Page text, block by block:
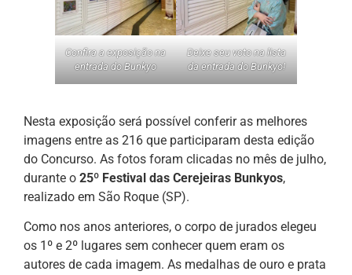
Confira a exposição na
entrada do Bunkyo
Deixe seu voto na lista
da entrada do Bunkyo!
Nesta exposição será possível conferir as melhores
imagens entre as 216 que participaram desta edição
do Concurso. As fotos foram clicadas no mês de julho,
durante o 25º Festival das Cerejeiras Bunkyos,
realizado em São Roque (SP).
Como nos anos anteriores, o corpo de jurados elegeu
os 1º e 2º lugares sem conhecer quem eram os
autores de cada imagem. As medalhas de ouro e prata